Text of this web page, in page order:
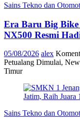
Sains Tekno dan
Era Baru Big
NX500 Resmi
05/08/2026 alex
Petualang Dimulai,
Timur
Sains Tekno dan